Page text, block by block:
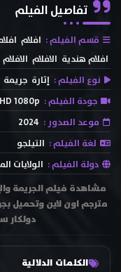
تفاصيل الفيلم
قسم الفيلم : افلام
افلام هندية الافلام الافلام
نوع الفيلم : إثارة جريمة
جودة الفيلم : HD 1080p
موعد الصدور : 2024
لغة الفيلم : التيلجو
دولة الفيلم : الولايات
دولكار
الكلمات الدلالية